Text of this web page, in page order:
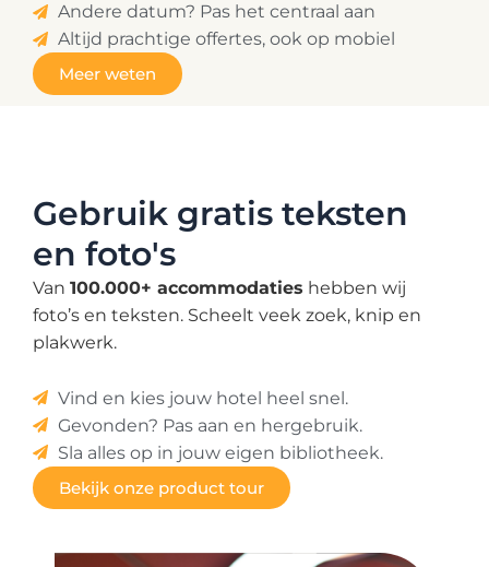
Andere datum? Pas het centraal aan
Altijd prachtige offertes, ook op mobiel
Meer weten
Gebruik gratis teksten
en foto's
Van 100.000+ accommodaties hebben wij
foto’s en teksten. Scheelt veek zoek, knip en
plakwerk.
Vind en kies jouw hotel heel snel.
Gevonden? Pas aan en hergebruik.
Sla alles op in jouw eigen bibliotheek.
Bekijk onze product tour